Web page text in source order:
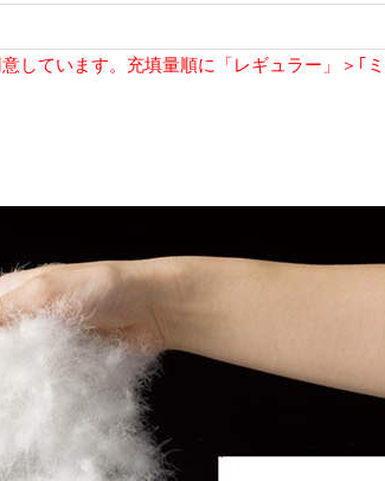
ています。充填量順に「レギュラー」＞｢ミ